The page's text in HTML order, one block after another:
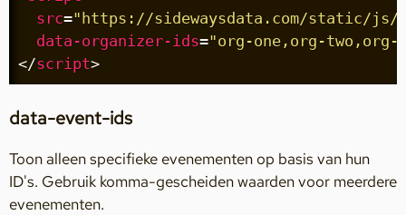
src="https://sidewaysdata.com/static/js/
data-organizer-ids="org-one,org-two,org-
</script>
data-event-ids
Toon alleen specifieke evenementen op basis van hun
ID's. Gebruik komma-gescheiden waarden voor meerdere
evenementen.